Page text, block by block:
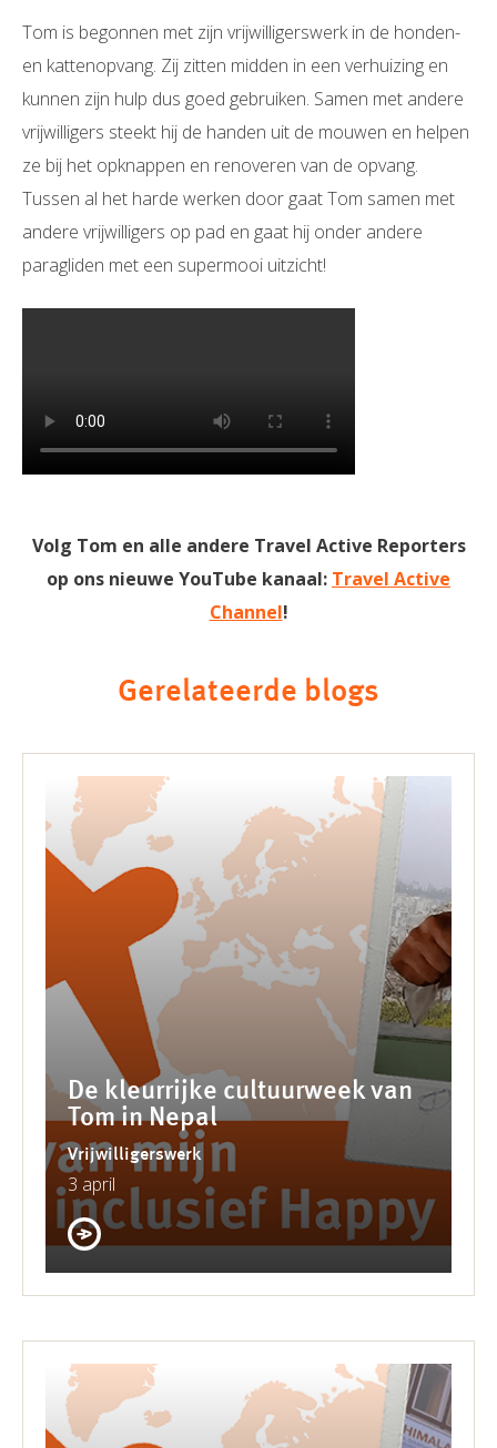
Tom is begonnen met zijn vrijwilligerswerk in de honden-
en kattenopvang. Zij zitten midden in een verhuizing en
kunnen zijn hulp dus goed gebruiken. Samen met andere
vrijwilligers steekt hij de handen uit de mouwen en helpen
ze bij het opknappen en renoveren van de opvang.
Tussen al het harde werken door gaat Tom samen met
andere vrijwilligers op pad en gaat hij onder andere
paragliden met een supermooi uitzicht!
Volg Tom en alle andere Travel Active Reporters
op ons nieuwe YouTube kanaal: Travel Active
Channel!
Gerelateerde blogs
De kleurrijke cultuurweek van
Tom in Nepal
Vrijwilligerswerk
3 april